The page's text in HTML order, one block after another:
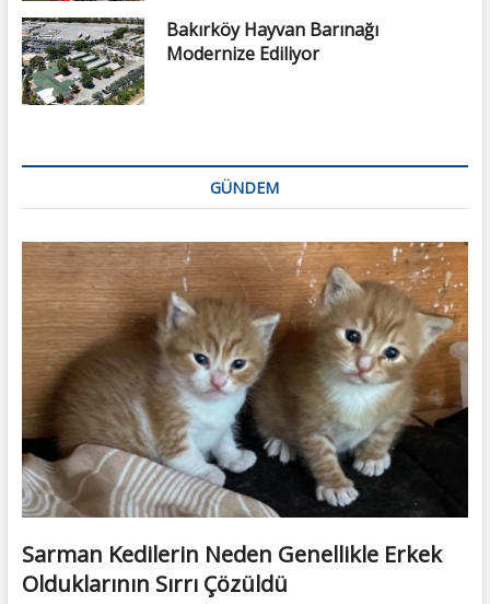
Bakırköy Hayvan Barınağı
Modernize Ediliyor
GÜNDEM
Sarman Kedilerin Neden Genellikle Erkek
Olduklarının Sırrı Çözüldü